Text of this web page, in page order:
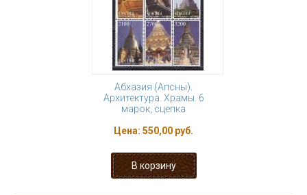
Абхазия (Апсны).
Архитектура. Храмы. 6
марок, сцепка
Цена: 550,00 руб.